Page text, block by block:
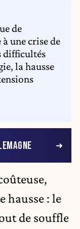
de
une crise de
difficultés
la hausse
hausse : le
de souffle